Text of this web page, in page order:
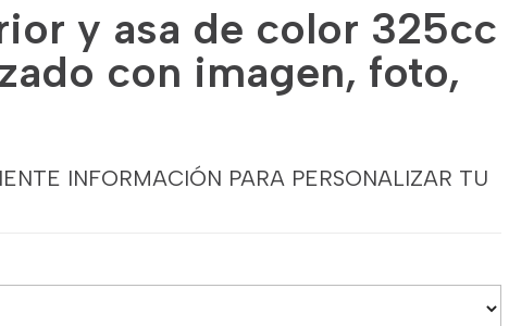
y asa de color 325cc
con imagen, foto,
INFORMACIÓN PARA PERSONALIZAR TU